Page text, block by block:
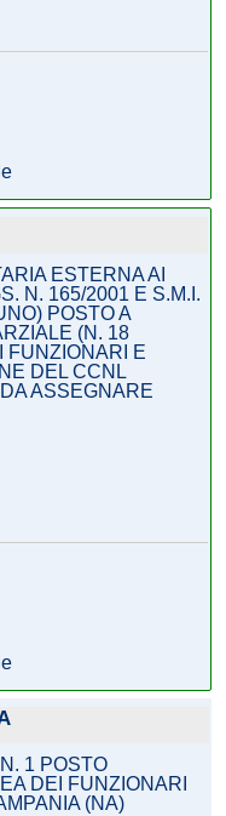
ESTERNA AI
N. 165/2001 E S.M.I.
POSTO A
(N. 18
FUNZIONARI E
DEL CCNL
ASSEGNARE
1 POSTO
DEI FUNZIONARI
(NA)